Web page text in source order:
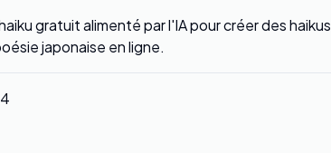
gratuit alimenté par l'IA pour créer des haikus
japonaise en ligne.